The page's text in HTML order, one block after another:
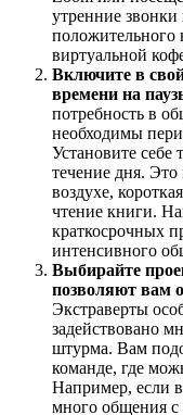
утренние звонки
положительного
виртуальной
Включите в
времени на
потребность в
необходимы
Установите себе
течение дня.
воздухе,
чтение книги.
краткосрочных
интенсивного
Выбирайте
позволяют вам
Экстраверты
задействовано
штурма. Вам
команде, где
Например, если
много общения с